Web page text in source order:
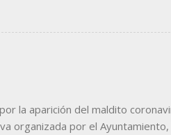
el nombre decidido, el primer
Tras el logo, el
la aparición del maldito
organizada por el